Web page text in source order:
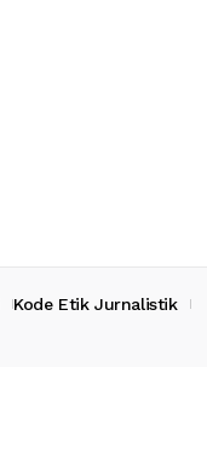
Kode Etik Jurnalistik